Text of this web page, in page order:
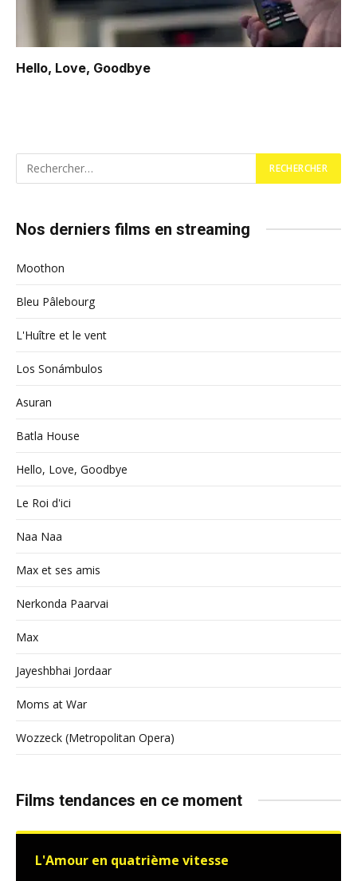
Hello, Love, Goodbye
Nos derniers films en streaming
Moothon
Bleu Pâlebourg
L'Huître et le vent
Los Sonámbulos
Asuran
Batla House
Hello, Love, Goodbye
Le Roi d'ici
Naa Naa
Max et ses amis
Nerkonda Paarvai
Max
Jayeshbhai Jordaar
Moms at War
Wozzeck (Metropolitan Opera)
Films tendances en ce moment
L'Amour en quatrième vitesse